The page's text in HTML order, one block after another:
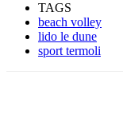
TAGS
beach volley
lido le dune
sport termoli